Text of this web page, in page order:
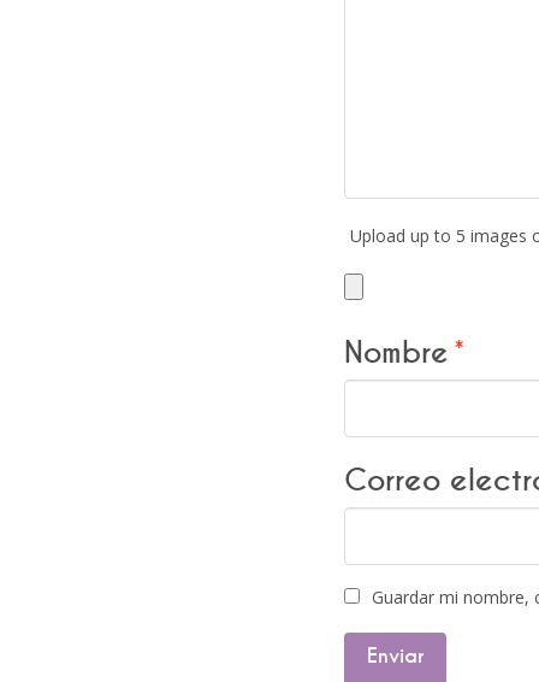
Upload up to 5 images
Nombre*
Correo
Guardar mi nombre,